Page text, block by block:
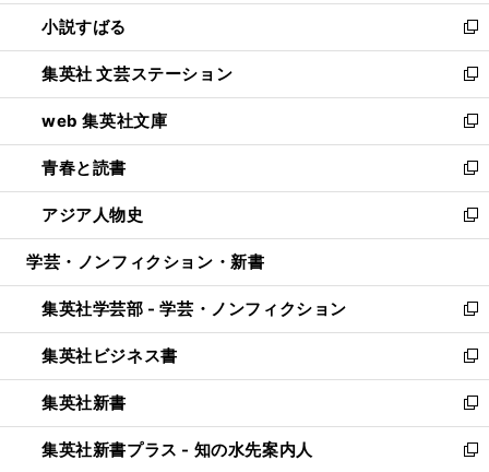
く
ウ
で
開
く
し
い
ウ
ィ
ン
ド
ウ
で
開
く
小説すばる
新
し
い
ウ
ィ
ン
ド
ウ
で
開
集英社 文芸ステーション
新
し
い
ウ
ィ
ン
ド
ウ
開
く
web 集英社文庫
新
し
い
ウ
ィ
ン
ウ
で
開
く
青春と読書
新
し
い
ウ
ン
ド
ウ
で
開
く
アジア人物史
新
し
ウ
ィ
ン
ド
ウ
で
開
く
学芸・ノンフィクション・新書
集英社学芸部 - 学芸・ノンフィクション
新
し
い
ウ
ィ
ン
ド
集英社ビジネス書
新
し
い
ウ
ィ
集英社新書
新
し
い
集英社新書プラス - 知の水先案内人
新